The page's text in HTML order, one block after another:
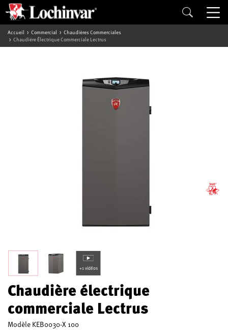
Accueil Commercial
Chaudières Commerciales
Chaudière Électrique Commerciale Lectrus
+1 vidéos
Chaudière électrique
commerciale Lectrus
ModèleKEB0030-X 100